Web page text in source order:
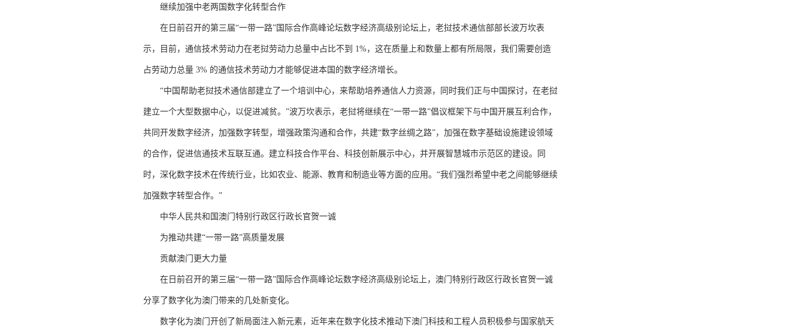
继续加强中老两国数字化转型合作
在日前召开的第三届“一带一路”国际合作高峰论坛数字经济高级别论坛上，老挝技术通信部部长波万坎表
示，目前，通信技术劳动力在老挝劳动力总量中占比不到 1%，这在质量上和数量上都有所局限，我们需要创造
占劳动力总量 3% 的通信技术劳动力才能够促进本国的数字经济增长。
“中国帮助老挝技术通信部建立了一个培训中心，来帮助培养通信人力资源，同时我们正与中国探讨，在老挝
建立一个大型数据中心，以促进减贫。”波万坎表示，老挝将继续在“一带一路”倡议框架下与中国开展互利合作，
共同开发数字经济，加强数字转型，增强政策沟通和合作，共建“数字丝绸之路”，加强在数字基础设施建设领域
的合作，促进信通技术互联互通。建立科技合作平台、科技创新展示中心，并开展智慧城市示范区的建设。同
时，深化数字技术在传统行业，比如农业、能源、教育和制造业等方面的应用。“我们强烈希望中老之间能够继续
加强数字转型合作。”
中华人民共和国澳门特别行政区行政长官贺一诚
为推动共建“一带一路”高质量发展
贡献澳门更大力量
在日前召开的第三届“一带一路”国际合作高峰论坛数字经济高级别论坛上，澳门特别行政区行政长官贺一诚
分享了数字化为澳门带来的几处新变化。
数字化为澳门开创了新局面注入新元素，近年来在数字化技术推动下澳门科技和工程人员积极参与国家航天